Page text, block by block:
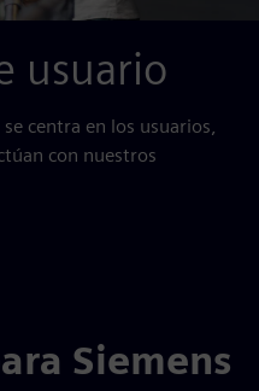
usuario
centra en los usuarios,
con nuestros
Siemens